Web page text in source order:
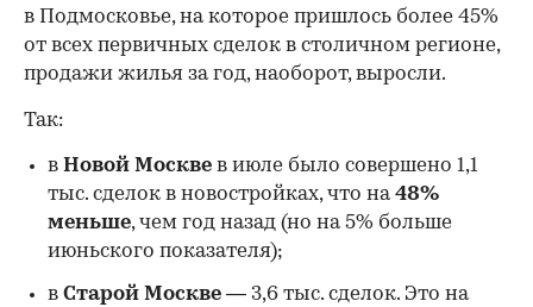
в Подмосковье, на которое пришлось более 45%
от всех первичных сделок в столичном регионе,
продажи жилья за год, наоборот, выросли.
Так:
в Новой Москве в июле было совершено 1,1
тыс. сделок в новостройках, что на48%
меньше, чем год назад (но на 5% больше
июньского показателя);
в Старой Москве — 3,6 тыс. сделок. Это на